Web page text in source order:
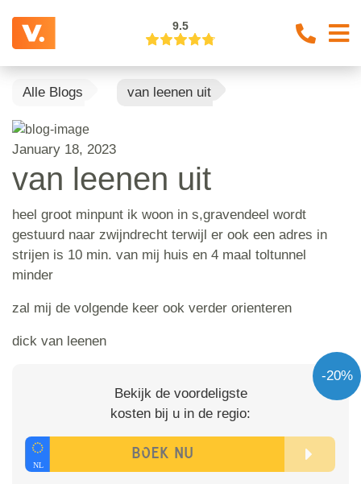
9.5
Alle Blogs van leenen uit
January 18, 2023
van leenen uit
heel groot minpunt ik woon in s,gravendeel wordt
gestuurd naar zwijndrecht terwijl er ook een adres in
strijen is 10 min. van mij huis en 4 maal toltunnel
minder
zal mij de volgende keer ook verder orienteren
dick van leenen
-20%
Bekijk de voordeligste
kosten bij u in de regio: